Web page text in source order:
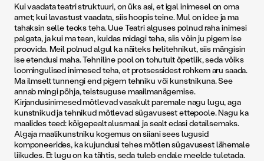
Kui vaadata teatri struktuuri, on üks asi, et igal inimesel on oma
amet; kui lavastust vaadata, siis hoopis teine. Mul on idee ja ma
tahaksin selle teoks teha. Uue Teatri alguses polnud raha inimesi
palgata, ja kui ma tean, kuidas midagi teha, siis võin ju pigem ise
proovida. Meil polnud algul ka näiteks helitehnikut, siis mängisin
ise etendusi maha. Tehniline pool on tohutult õpetlik, seda võiks
loomingulised inimesed teha, et protsessidest rohkem aru saada.
Ma ilmselt tunnengi end pigem tehniku või kunstnikuna. See
annab mingi põhja, teistsuguse maailmanägemise.
Kirjandusinimesed mõtlevad vasakult paremale nagu lugu, aga
kunstnikud ja tehnikud mõtlevad sügavusest ettepoole. Nagu ka
maalides teed: kõigepealt alusmaal ja sealt edasi detailsemaks.
Algaja maalikunstniku kogemus on siiani sees lugusid
komponeerides, ka kujundusi tehes mõtlen sügavusest lähemale
liikudes. Et lugu on ka tähtis, seda tuleb endale meelde tuletada.